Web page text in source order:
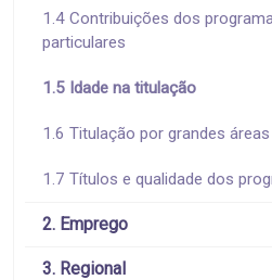
1.4 Contribuições dos
particulares
1.5 Idade na titulação
1.6 Titulação por grandes
1.7 Títulos e qualidade dos
2. Emprego
3. Regional